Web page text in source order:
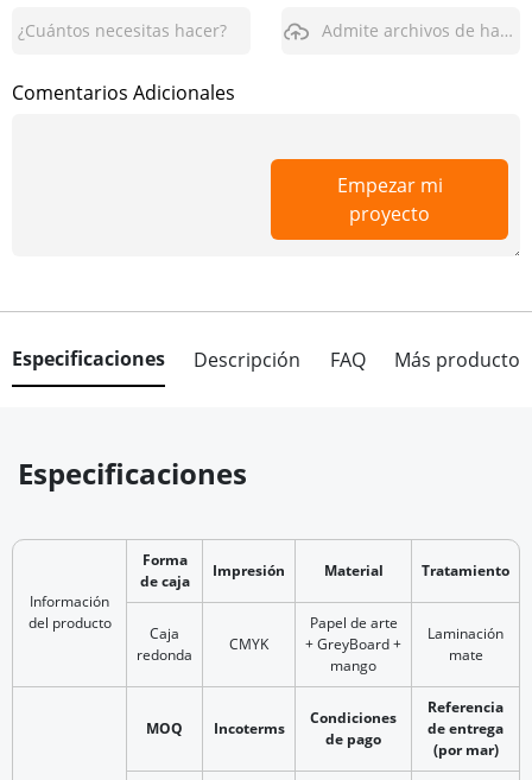
Admite archivos de hasta 3GB
Comentarios Adicionales
Empezar mi
proyecto
Especificaciones Descripción FAQ Más producto
Especificaciones
Información
del producto
Forma
de caja
Impresión Material Tratamiento
Caja
redonda
CMYK
Papel de arte
+ GreyBoard +
mango
Laminación
mate
MOQ Incoterms
Condiciones
de pago
Referencia
de entrega
(por mar)